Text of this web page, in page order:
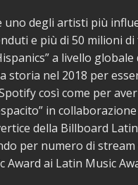
uno degli artisti più
e più di 50 milioni
a livello globale
storia nel 2018 per
così come per
in
della Billboard
per numero di
Award ai Latin Music